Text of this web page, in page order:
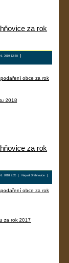
za rok
2019 12:58
obce za rok
2018
za rok
2018 9:26
Napsal Drahnovice
obce za rok
za rok 2017